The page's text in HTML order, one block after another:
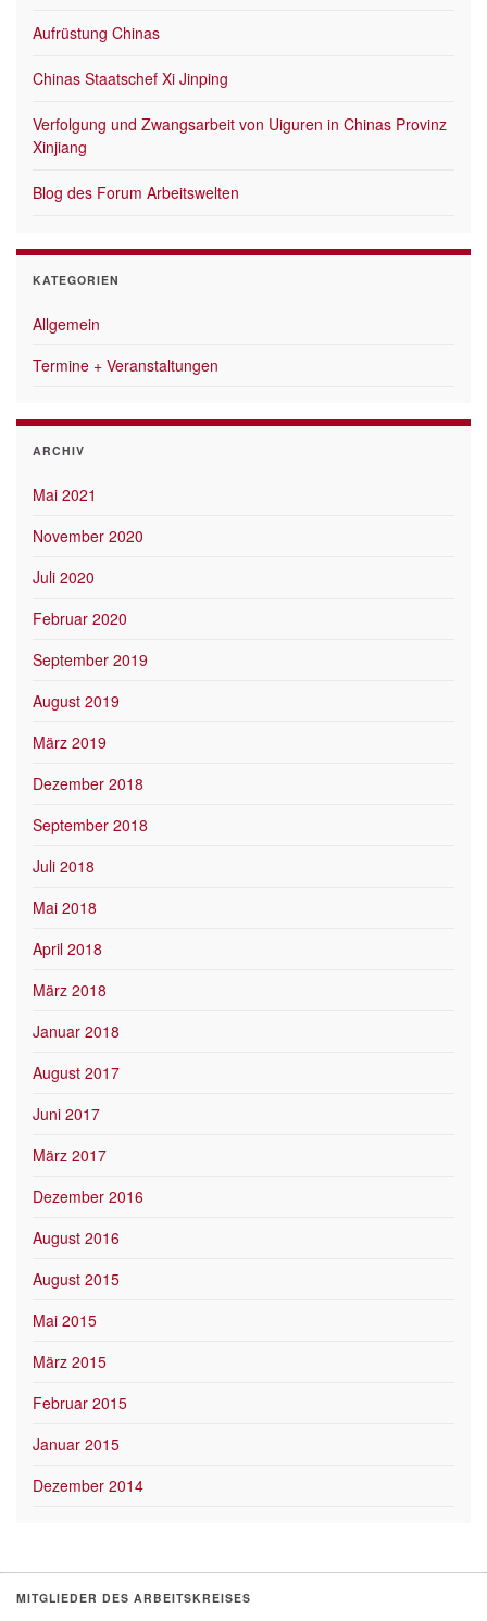
Aufrüstung Chinas
Chinas Staatschef Xi Jinping
Verfolgung und Zwangsarbeit von Uiguren in Chinas Provinz
Xinjiang
Blog des Forum Arbeitswelten
KATEGORIEN
Allgemein
Termine + Veranstaltungen
ARCHIV
Mai 2021
November 2020
Juli 2020
Februar 2020
September 2019
August 2019
März 2019
Dezember 2018
September 2018
Juli 2018
Mai 2018
April 2018
März 2018
Januar 2018
August 2017
Juni 2017
März 2017
Dezember 2016
August 2016
August 2015
Mai 2015
März 2015
Februar 2015
Januar 2015
Dezember 2014
MITGLIEDER DES ARBEITSKREISES